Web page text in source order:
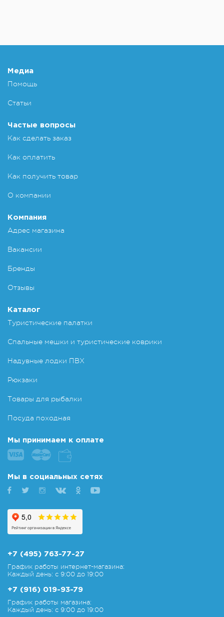
Медиа
Помощь
Статьи
Частые вопросы
Как сделать заказ
Как оплатить
Как получить товар
О компании
Компания
Адрес магазина
Вакансии
Бренды
Отзывы
Каталог
Туристические палатки
Спальные мешки и туристические коврики
Надувные лодки ПВХ
Рюкзаки
Товары для рыбалки
Посуда походная
Мы принимаем к оплате
Мы в социальных сетях
+7 (495) 763-77-27
График работы интернет-магазина:
Каждый день: с 9:00 до 19:00
+7 (916) 019-93-79
График работы магазина:
Каждый день: с 9:00 до 19:00